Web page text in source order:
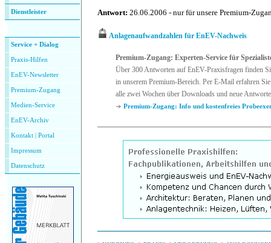
Dienstleister
Service + Dialog
Praxis-Hilfen
EnEV-Newsletter
Premium-Zugang
Medien-Service
EnEV-Archiv
Kontakt Portal
Impressum
Datenschutz
Antwort: 26.06.2006 - nur für unsere Premium-
Anlagenaufwandzahlen für EnEV-Nachweis
Premium-Zugang: Experten-Service für
Über 300 Antworten auf EnEV-Praxisfragen finden
in unserem Premium-Bereich. Per E-Mail erfahren
alle zwei Wochen über Downloads und neue
Premium-Zugang: Info und kostenfreies